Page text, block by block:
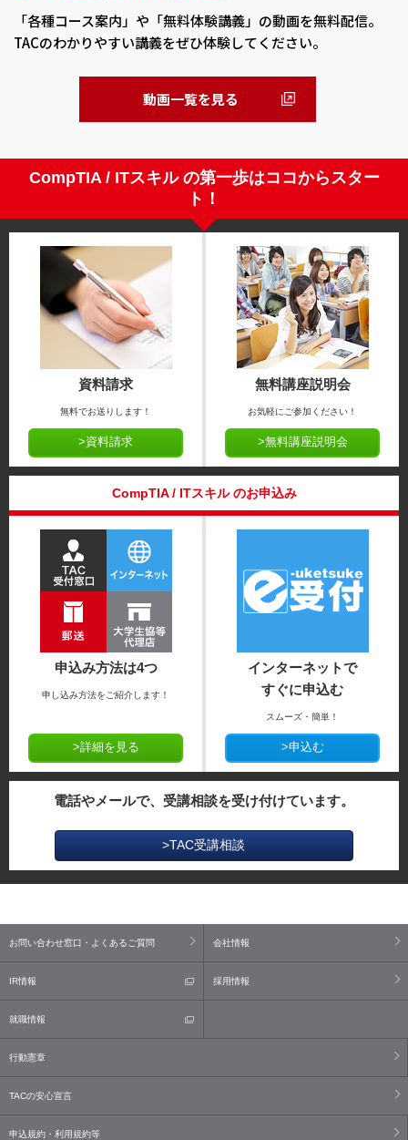
「各種コース案内」や「無料体験講義」の動画を無料配信。
TACのわかりやすい講義をぜひ体験してください。
動画一覧を見る
CompTIA / ITスキル の第一歩はココからスター
ト！
資料請求
無料でお送りします！
>資料請求
無料講座説明会
お気軽にご参加ください！
>無料講座説明会
CompTIA / ITスキル のお申込み
申込み方法は4つ
申し込み方法をご紹介します！
>詳細を見る
インターネットで
すぐに申込む
スムーズ・簡単！
>申込む
電話やメールで、受講相談を受け付けています。
>TAC受講相談
お問い合わせ窓口・よくあるご質問 会社情報
IR情報 採用情報
就職情報
行動憲章
TACの安心宣言
申込規約・利用規約等